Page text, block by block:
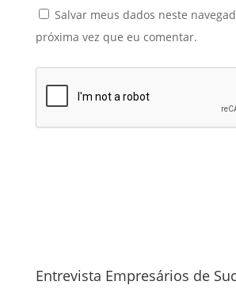
Salvar meus dados neste
próxima vez que eu comentar.
Entrevista Empresários de